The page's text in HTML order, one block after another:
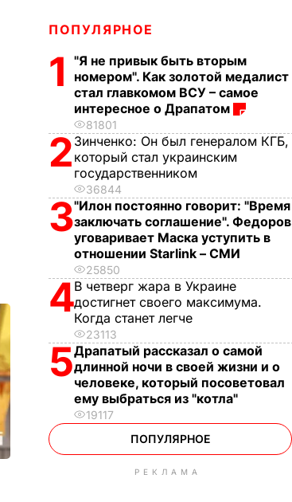
ПОПУЛЯРНОЕ
1
"Я не привык быть вторым
номером". Как золотой медалист
стал главкомом ВСУ – самое
интересное о Драпатом
81801
2 Зинченко: Он был генералом КГБ,
который стал украинским
государственником
36844
3"Илон постоянно говорит: "Время
заключать соглашение". Федоров
уговаривает Маска уступить в
отношении Starlink – СМИ
25850
4В четверг жара в Украине
достигнет своего максимума.
Когда станет легче
23113
5Драпатый рассказал о самой
длинной ночи в своей жизни и о
человеке, который посоветовал
ему выбраться из "котла"
19117
ПОПУЛЯРНОЕ
РЕКЛАМА